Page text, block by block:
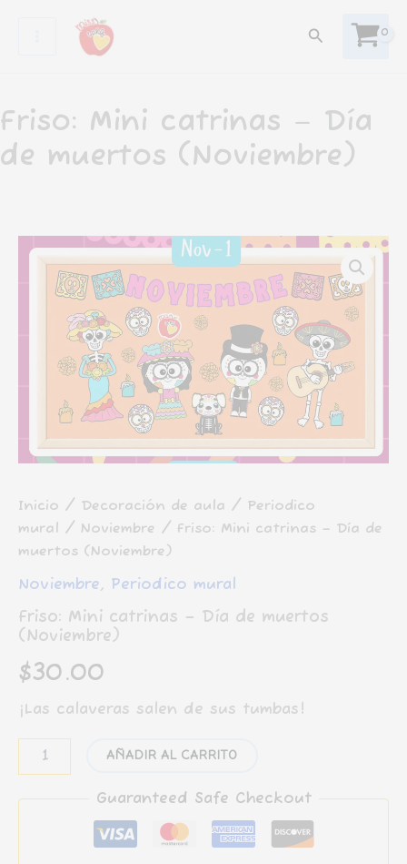
Buscar
Friso: Mini catrinas – Día
de muertos (Noviembre)
Inicio / Decoración de aula / Periodico
mural / Noviembre / Friso: Mini catrinas – Día de
muertos (Noviembre)
Noviembre, Periodico mural
Friso: Mini catrinas – Día de muertos
(Noviembre)
$30.00
¡Las calaveras salen de sus tumbas!
Friso:
Mini
-
AÑADIR AL CARRITO
Guaranteed Safe Checkout